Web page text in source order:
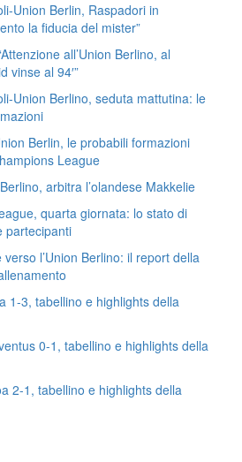
Union Berlin, Raspadori in
la fiducia del mister”
all’Union Berlino, al
vinse al 94′”
Union Berlino, seduta mattutina: le
Berlin, le probabili formazioni
League
arbitra l’olandese Makkelie
quarta giornata: lo stato di
partecipanti
l’Union Berlino: il report della
1-3, tabellino e highlights della
0-1, tabellino e highlights della
2-1, tabellino e highlights della